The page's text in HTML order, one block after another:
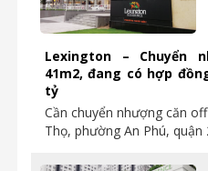
Lexington – Chuyển
41m2, đang có hợp
tỷ
Cần chuyển nhượng căn
Thọ, phường An Phú,